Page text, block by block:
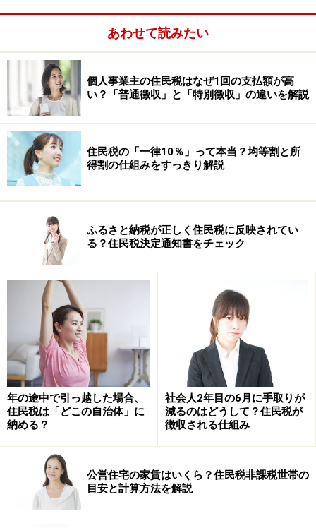
図表イメージ：筆者作成 これ以外にも定期預金も二重課税
ではないかという主張もあります
相続時に評価された額も含めて所得税がかけられるとい
う仕組みは今回の事案にそっくりではないでしょうか。
対応策はないのか
上記の株のケースについては、その株式が上場株式であ
れば税法の時限立法を活用することで多少軽減させるこ
とが可能です。それは、80％みなし取得費の活用。この
時限立法の概要は、平成13年9月30日以前から引き続き
所有していた上場株式を、平成15年1月1日から平成22年
12月31日までの間に譲渡した場合、平成13年10月1日の
あわせて読みたい
個人事業主の住民税はなぜ1回の支払額が高
い？「普通徴収」と「特別徴収」の違いを解説
住民税の「一律10％」って本当？均等割と所
得割の仕組みをすっきり解説
ふるさと納税が正しく住民税に反映されてい
る？住民税決定通知書をチェック
年の途中で引っ越した場合、
住民税は「どこの自治体」に
納める？
社会人2年目の6月に手取りが
減るのはどうして？住民税が
徴収される仕組み
公営住宅の家賃はいくら？住民税非課税世帯の
目安と計算方法を解説